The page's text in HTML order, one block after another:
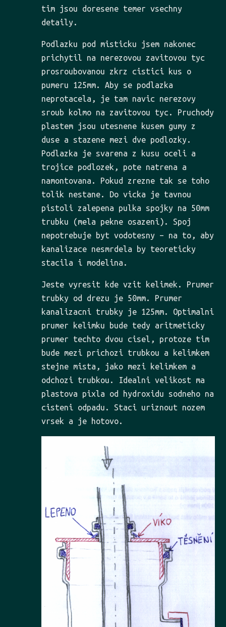
tim jsou doresene temer vsechny
detaily.
Podlazku pod misticku jsem nakonec
prichytil na nerezovou zavitovou tyc
prosroubovanou zkrz cistici kus o
pumeru 125mm. Aby se podlazka
neprotacela, je tam navic nerezovy
sroub kolmo na zavitovou tyc. Pruchody
plastem jsou utesnene kusem gumy z
duse a stazene mezi dve podlozky.
Podlazka je svarena z kusu oceli a
trojice podlozek, pote natrena a
namontovana. Pokud zrezne tak se toho
tolik nestane. Do vicka je tavnou
pistoli zalepena pulka spojky na 50mm
trubku (mela pekne osazeni). Spoj
nepotrebuje byt vodotesny – na to, aby
kanalizace nesmrdela by teoreticky
stacila i modelina.
Jeste vyresit kde vzit kelimek. Prumer
trubky od drezu je 50mm. Prumer
kanalizacni trubky je 125mm. Optimalni
prumer kelimku bude tedy aritmeticky
prumer techto dvou cisel, protoze tim
bude mezi prichozi trubkou a kelimkem
stejne mista, jako mezi kelimkem a
odchozi trubkou. Idealni velikost ma
plastova pixla od hydroxidu sodneho na
cisteni odpadu. Staci uriznout nozem
vrsek a je hotovo.